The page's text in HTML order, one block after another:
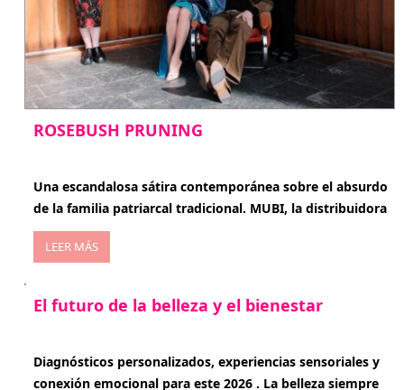
ROSEBUSH PRUNING
Una escandalosa sátira contemporánea sobre el absurdo
de la familia patriarcal tradicional. MUBI, la distribuidora
LEER MÁS
El futuro de la belleza y el bienestar
Diagnósticos personalizados, experiencias sensoriales y
conexión emocional para este 2026 . La belleza siempre